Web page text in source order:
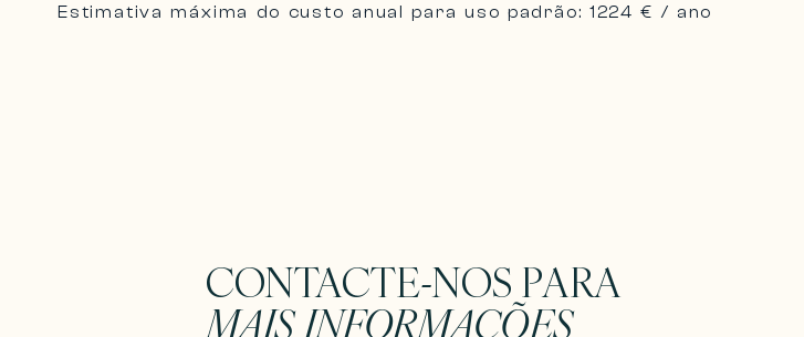
Estimativa máxima do custo anual para uso padrão: 1224 € / ano
CONTACTE-NOS PARA
MAIS INFORMAÇÕES